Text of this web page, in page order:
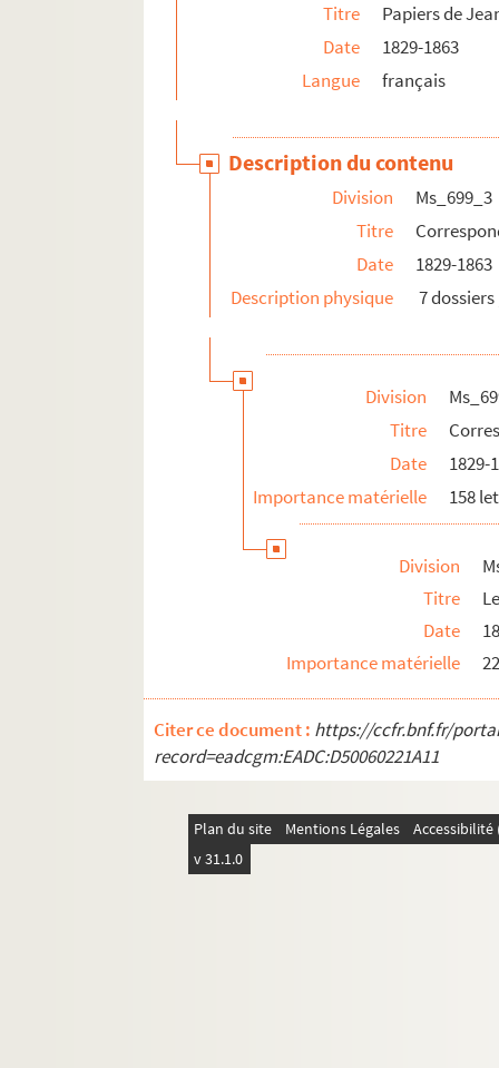
Ms_700. Le Sar Péladan et les frères Placide
Titre
Papiers de
Date
1829-1863
Langue
français
Description du contenu
Division
Ms_699_3
Titre
Date
1829-1863
Description physique
7
Division
Titre
Date
1829-
Importance matérielle
158
Division
Titre
Date
Importance matérielle
Citer ce document : https://ccfr.bnf.fr/
record=eadcgm:EADC:D50060221A11
Plan du site Mentions Légales
v 31.1.0